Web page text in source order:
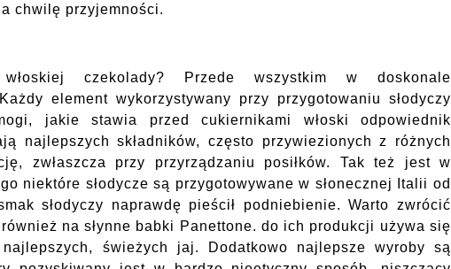
chwilę przyjemności.
czekolady? Przede wszystkim w doskonale
element wykorzystywany przy przygotowaniu słodyczy
jakie stawia przed cukiernikami włoski odpowiednik
najlepszych składników, często przywiezionych z różnych
zwłaszcza przy przyrządzaniu posiłków. Tak też jest w
niektóre słodycze są przygotowywane w słonecznej Italii od
słodyczy naprawdę pieścił podniebienie. Warto zwrócić
na słynne babki Panettone. do ich produkcji używa się
świeżych jaj. Dodatkowo najlepsze wyroby są